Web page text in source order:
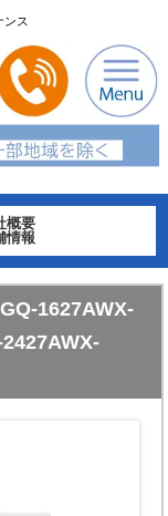
ンス
概要
情報
1627AWX-